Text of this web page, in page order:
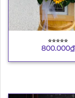
⭐︎⭐︎⭐︎⭐︎⭐︎
800.000₫